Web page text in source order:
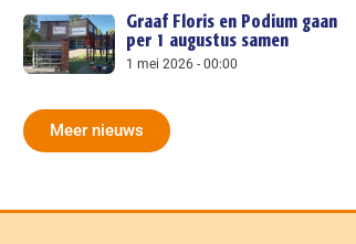
Graaf Floris en Podium gaan
per 1 augustus samen
1 mei 2026 00:00
Meer nieuws